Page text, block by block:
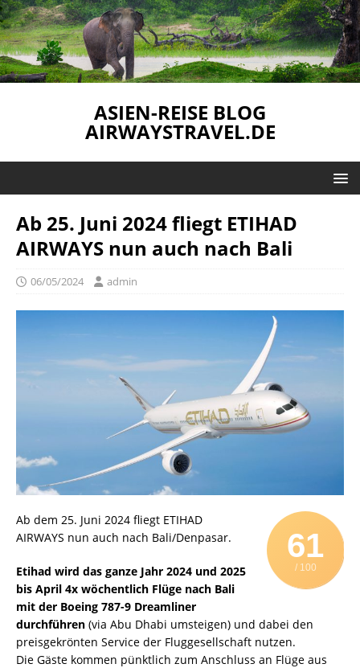
ASIEN-REISE BLOG
AIRWAYSTRAVEL.DE
Ab 25. Juni 2024 fliegt ETIHAD
AIRWAYS nun auch nach Bali
06/05/2024 admin
61
/ 100
Ab dem 25. Juni 2024 fliegt ETIHAD
AIRWAYS nun auch nach Bali/Denpasar.
Etihad wird das ganze Jahr 2024 und 2025
bis April 4x wöchentlich Flüge nach Bali
mit der Boeing 787-9 Dreamliner
durchführen (via Abu Dhabi umsteigen) und dabei den
preisgekrönten Service der Fluggesellschaft nutzen.
Die Gäste kommen pünktlich zum Anschluss an Flüge aus